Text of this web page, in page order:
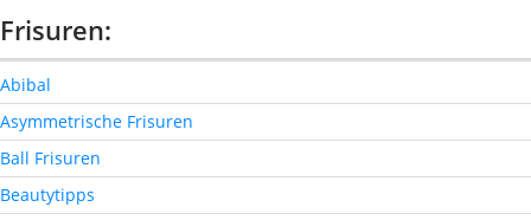
Frisuren:
Abibal
Asymmetrische Frisuren
Ball Frisuren
Beautytipps